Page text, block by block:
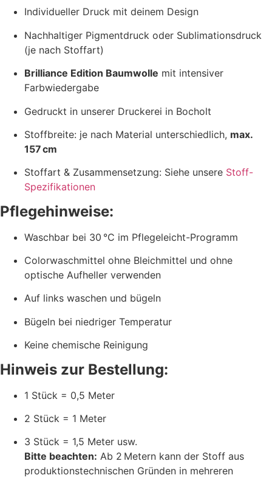
Individueller Druck mit deinem Design
Nachhaltiger Pigmentdruck oder Sublimationsdruck
(je nach Stoffart)
Brilliance Edition Baumwolle mit intensiver
Farbwiedergabe
Gedruckt in unserer Druckerei in Bocholt
Stoffbreite: je nach Material unterschiedlich, max.
157 cm
Stoffart & Zusammensetzung: Siehe unsere Stoff-
Spezifikationen
Pflegehinweise:
Waschbar bei 30 °C im Pflegeleicht-Programm
Colorwaschmittel ohne Bleichmittel und ohne
optische Aufheller verwenden
Auf links waschen und bügeln
Bügeln bei niedriger Temperatur
Keine chemische Reinigung
Hinweis zur Bestellung:
1 Stück = 0,5 Meter
2 Stück = 1 Meter
3 Stück = 1,5 Meter usw.
Bitte beachten: Ab 2 Metern kann der Stoff aus
produktionstechnischen Gründen in mehreren